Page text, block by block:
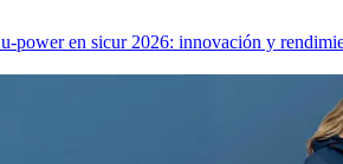
u‑power en sicur 2026: innovación y